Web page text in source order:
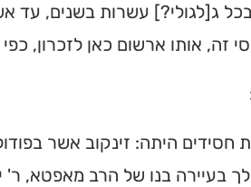
ג[לגולי?] עשרות בשנים, עד
זה, אותו ארשום כאן לזכרון,
חסידים היתה: זינקוב אשר
בעיירה בנו של הרב מאפטא, ר'